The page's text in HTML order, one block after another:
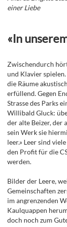
einer Liebe
«In
Zwischendurch
und Klavier
die Räume
erfüllend. Gegen
Strasse des Parks
Willibald Gluck:
der alte Beizer, der
sein Werk sie
leer.» Leer sind
den Profit für die
werden.
Bilder der Leere,
Gemeinschaften
im angrenzenden
Kaulquappen
doch noch zum